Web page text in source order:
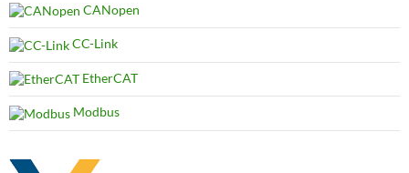
CANopen
CC-Link
EtherCAT
Modbus